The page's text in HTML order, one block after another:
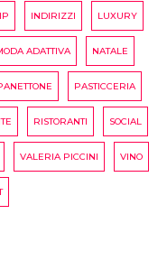
INDIRIZZI LUXURY
ADATTIVA NATALE
PASTICCERIA
RISTORANTI SOCIAL
VALERIA PICCINI VINO